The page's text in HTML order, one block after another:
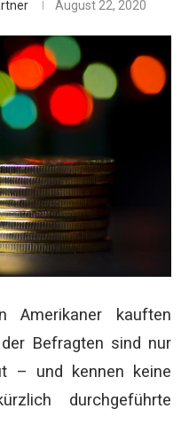
August 22, 2020
Amerikaner kauften
Befragten sind nur
– und kennen keine
durchgeführte